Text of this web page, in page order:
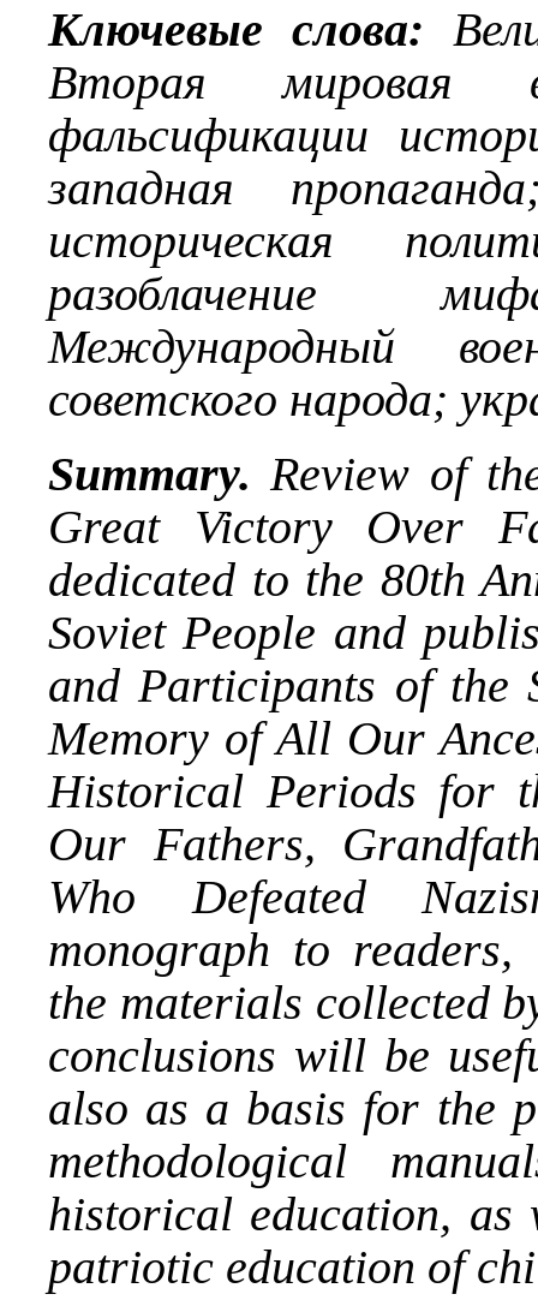
Ключевые слова:
Вторая мировая
фальсификации
западная
историческая
разоблачение
Международный
советского народа;
Summary. Review of
Great Victory Over
dedicated to the 80th
Soviet People and
and Participants of
Memory of All Our
Historical Periods for
Our Fathers,
Who Defeated
monograph to readers,
the materials collected
conclusions will be
also as a basis for the
methodological
historical education,
patriotic education of